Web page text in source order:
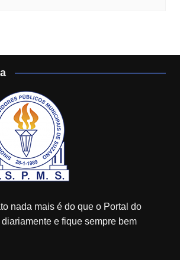
nada mais é do que o Portal do
e fique sempre bem